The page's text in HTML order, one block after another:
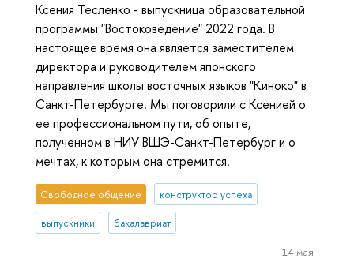
Ксения Тесленко - выпускница образовательной
программы "Востоковедение" 2022 года. В
настоящее время она является заместителем
директора и руководителем японского
направления школы восточных языков "Киноко" в
Санкт-Петербурге. Мы поговорили с Ксенией о
ее профессиональном пути, об опыте,
полученном в НИУ ВШЭ-Санкт-Петербург и о
мечтах, к которым она стремится.
Свободное общение конструктор успеха
выпускники бакалавриат
14 мая